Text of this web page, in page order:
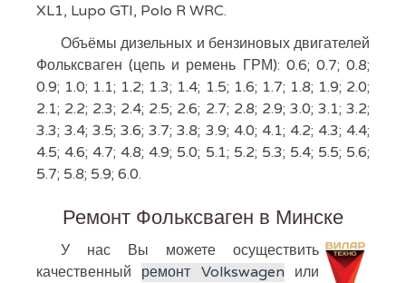
XL1, Lupo GTI, Polo R WRC.
Объёмы дизельных и бензиновых двигателей
Фольксваген (цепь и ремень ГРМ): 0.6; 0.7; 0.8;
0.9; 1.0; 1.1; 1.2; 1.3; 1.4; 1.5; 1.6; 1.7; 1.8; 1.9; 2.0;
2.1; 2.2; 2.3; 2.4; 2.5; 2.6; 2.7; 2.8; 2.9; 3.0; 3.1; 3.2;
3.3; 3.4; 3.5; 3.6; 3.7; 3.8; 3.9; 4.0; 4.1; 4.2; 4.3; 4.4;
4.5; 4.6; 4.7; 4.8; 4.9; 5.0; 5.1; 5.2; 5.3; 5.4; 5.5; 5.6;
5.7; 5.8; 5.9; 6.0.
Ремонт Фольксваген в Минске
У нас Вы можете осуществить
качественный ремонт Volkswagenили